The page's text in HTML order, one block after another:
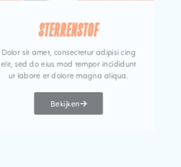
STERRENSTOF
Dolor sit amet, consectetur adipisi cing
elit, sed do eius mod tempor incididunt
ut labore et dolore magna aliqua.
Bekijken